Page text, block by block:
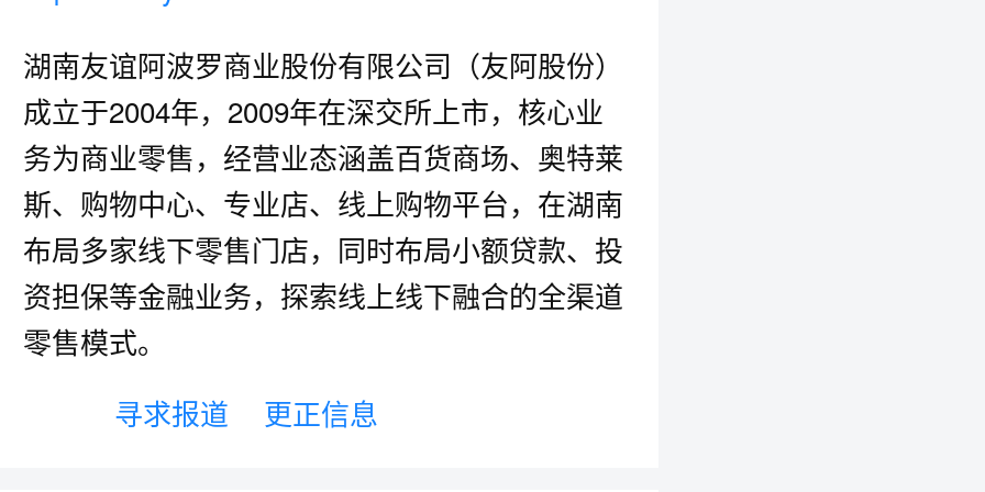
湖南友谊阿波罗商业股份有限公司（友阿股份）
成立于2004年，2009年在深交所上市，核心业
务为商业零售，经营业态涵盖百货商场、奥特莱
斯、购物中心、专业店、线上购物平台，在湖南
布局多家线下零售门店，同时布局小额贷款、投
资担保等金融业务，探索线上线下融合的全渠道
零售模式。
寻求报道
更正信息